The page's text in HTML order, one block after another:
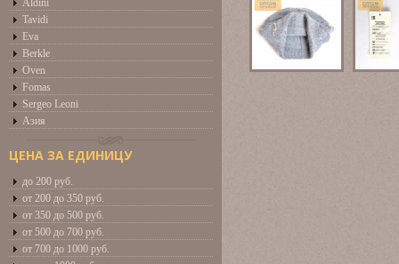
Aldini
Tavidi
Eva
Berkle
Oven
Fomas
Sergeo Leoni
Азия
ЦЕНА ЗА ЕДИНИЦУ
до 200 руб.
от 200 до 350 руб.
от 350 до 500 руб.
от 500 до 700 руб.
от 700 до 1000 руб.